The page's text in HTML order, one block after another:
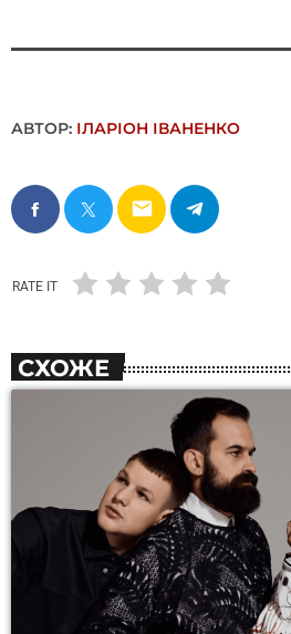
АВТОР: ІЛАРІОН ІВАНЕНКО
email
RATE IT
СХОЖЕ